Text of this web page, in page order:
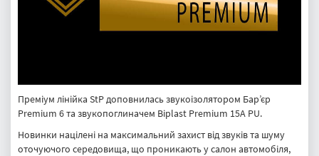
Преміум лінійка StP доповнилась звукоізолятором Бар’єр
Premium 6 та звукопоглиначем Biplast Premium 15A PU.
Новинки націлені на максимальний захист від звуків та шуму
оточуючого середовища, що проникають у салон автомобіля,